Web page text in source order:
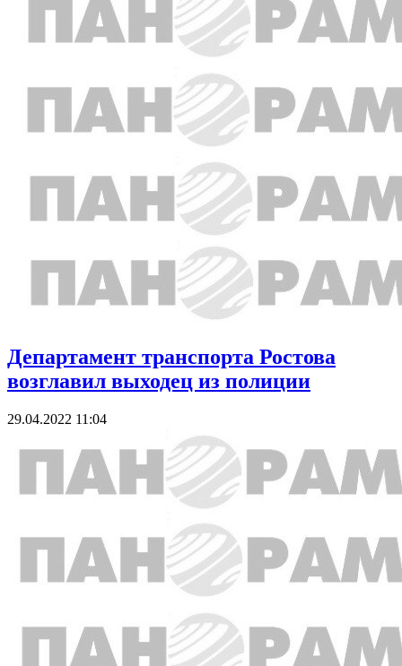
Департамент транспорта Ростова
возглавил выходец из полиции
29.04.2022 11:04